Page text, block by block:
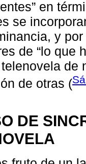
en
se
y
de “lo que
de
de otras (
DE